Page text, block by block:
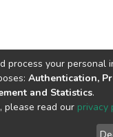
process your personal
Authentication,
and Statistics.
please read our privacy